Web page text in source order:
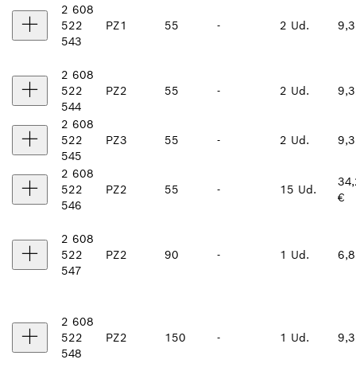
2 608
522
543
PZ1 55 - 2 Ud.
2 608
522
544
PZ2 55 - 2 Ud.
2 608
522
545
PZ3 55 - 2 Ud.
2 608
522
546
PZ2 55 - 15 Ud.
€
2 608
522
547
PZ2 90 - 1 Ud.
2 608
522
548
PZ2 150 - 1 Ud.